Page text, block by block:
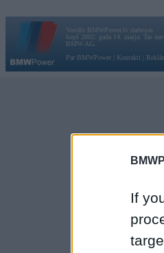
If
Vortāls BMWPower.lv darbojas
kopš 2002. gada 14. maija. Tas
BMW AG.
Par BMWPower
Kontakti